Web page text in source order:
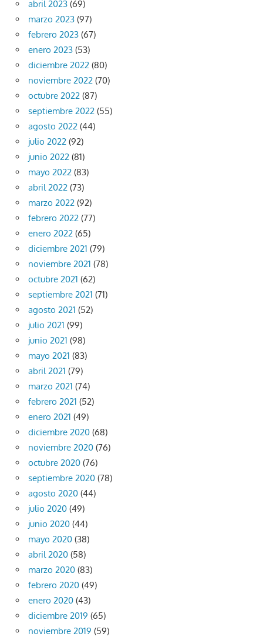
abril 2023 (69)
marzo 2023 (97)
febrero 2023 (67)
enero 2023 (53)
diciembre 2022 (80)
noviembre 2022 (70)
octubre 2022 (87)
septiembre 2022 (55)
agosto 2022 (44)
julio 2022 (92)
junio 2022 (81)
mayo 2022 (83)
abril 2022 (73)
marzo 2022 (92)
febrero 2022 (77)
enero 2022 (65)
diciembre 2021 (79)
noviembre 2021 (78)
octubre 2021 (62)
septiembre 2021 (71)
agosto 2021 (52)
julio 2021 (99)
junio 2021 (98)
mayo 2021 (83)
abril 2021 (79)
marzo 2021 (74)
febrero 2021 (52)
enero 2021 (49)
diciembre 2020 (68)
noviembre 2020 (76)
octubre 2020 (76)
septiembre 2020 (78)
agosto 2020 (44)
julio 2020 (49)
junio 2020 (44)
mayo 2020 (38)
abril 2020 (58)
marzo 2020 (83)
febrero 2020 (49)
enero 2020 (43)
diciembre 2019 (65)
noviembre 2019 (59)